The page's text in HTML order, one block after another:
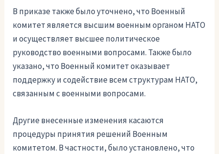
В приказе также было уточнено, что Военный
комитет является высшим военным органом НАТО
и осуществляет высшее политическое
руководство военными вопросами. Также было
указано, что Военный комитет оказывает
поддержку и содействие всем структурам НАТО,
связанным с военными вопросами.
Другие внесенные изменения касаются
процедуры принятия решений Военным
комитетом. В частности, было установлено, что